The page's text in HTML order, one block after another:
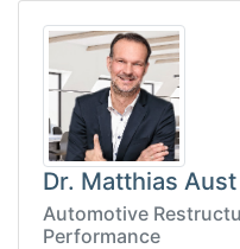
Dr. Matthias Aust
Automotive
Performance